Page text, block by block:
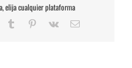
elija cualquier plataforma
Tumblr Pinterest
Vk
Correo